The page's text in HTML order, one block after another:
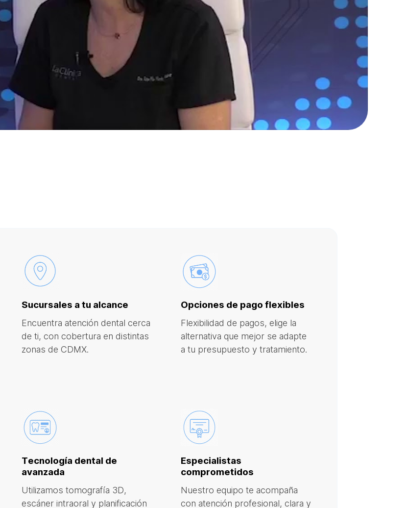
Sucursales a tu alcance
Encuentra atención dental cerca
de ti, con cobertura en distintas
zonas de CDMX.
Opciones de pago flexibles
Flexibilidad de pagos, elige la
alternativa que mejor se adapte
a tu presupuesto y tratamiento.
Tecnología dental de
avanzada
Utilizamos tomografía 3D,
escáner intraoral y planificación
Especialistas
comprometidos
Nuestro equipo te acompaña
con atención profesional, clara y